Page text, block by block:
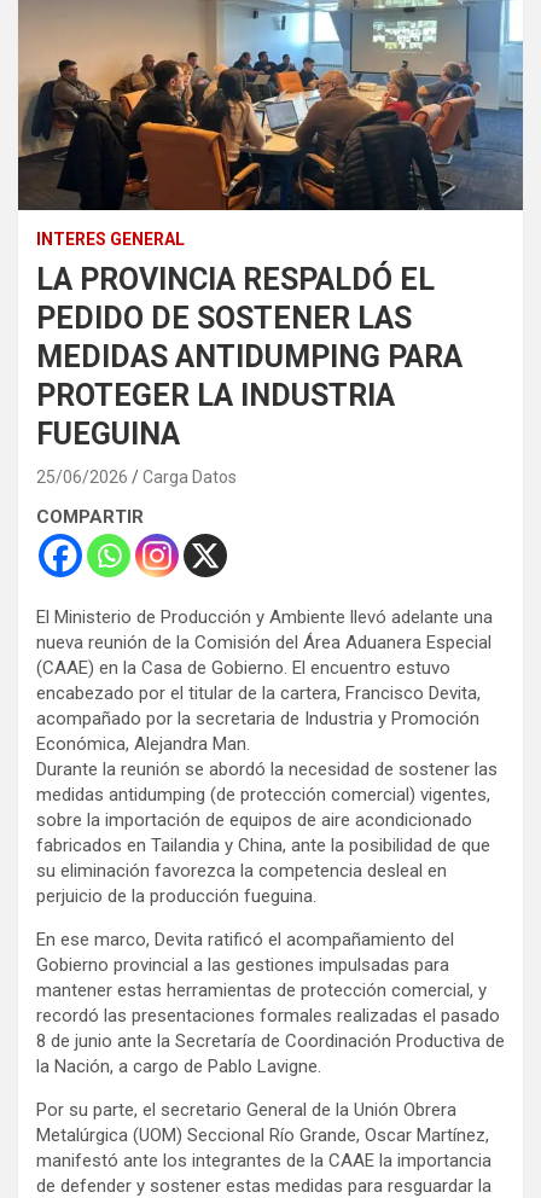
INTERES GENERAL
LA PROVINCIA RESPALDÓ EL
PEDIDO DE SOSTENER LAS
MEDIDAS ANTIDUMPING PARA
PROTEGER LA INDUSTRIA
FUEGUINA
25/06/2026 Carga Datos
COMPARTIR
El Ministerio de Producción y Ambiente llevó adelante una
nueva reunión de la Comisión del Área Aduanera Especial
(CAAE) en la Casa de Gobierno. El encuentro estuvo
encabezado por el titular de la cartera, Francisco Devita,
acompañado por la secretaria de Industria y Promoción
Económica, Alejandra Man.
Durante la reunión se abordó la necesidad de sostener las
medidas antidumping (de protección comercial) vigentes,
sobre la importación de equipos de aire acondicionado
fabricados en Tailandia y China, ante la posibilidad de que
su eliminación favorezca la competencia desleal en
perjuicio de la producción fueguina.
En ese marco, Devita ratificó el acompañamiento del
Gobierno provincial a las gestiones impulsadas para
mantener estas herramientas de protección comercial, y
recordó las presentaciones formales realizadas el pasado
8 de junio ante la Secretaría de Coordinación Productiva de
la Nación, a cargo de Pablo Lavigne.
Por su parte, el secretario General de la Unión Obrera
Metalúrgica (UOM) Seccional Río Grande, Oscar Martínez,
manifestó ante los integrantes de la CAAE la importancia
de defender y sostener estas medidas para resguardar la